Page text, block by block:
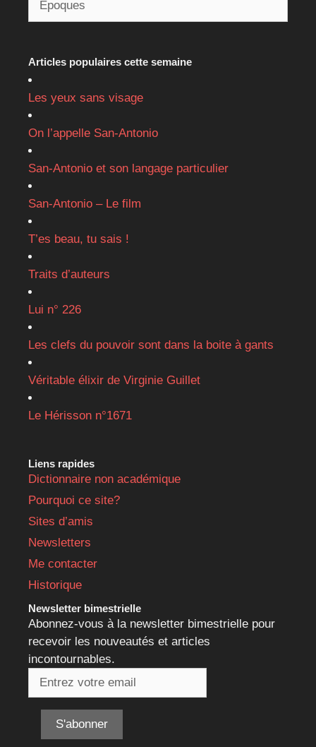
Articles populaires cette semaine
Les yeux sans visage
On l’appelle San-Antonio
San-Antonio et son langage particulier
San-Antonio – Le film
T’es beau, tu sais !
Traits d’auteurs
Lui n° 226
Les clefs du pouvoir sont dans la boite à gants
Véritable élixir de Virginie Guillet
Le Hérisson n°1671
Liens rapides
Dictionnaire non académique
Pourquoi ce site?
Sites d’amis
Newsletters
Me contacter
Historique
Newsletter bimestrielle
Abonnez-vous à la newsletter bimestrielle pour
recevoir les nouveautés et articles
incontournables.